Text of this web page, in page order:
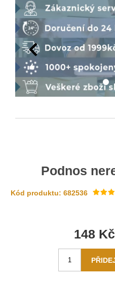
Podnos
Kód produktu: 682536
148 Kč